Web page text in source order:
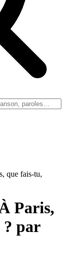
que fais-tu,
Paris,
? par